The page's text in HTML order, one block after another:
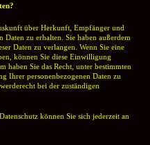
über Herkunft, Empfänger und
Daten zu erhalten. Sie haben außerdem
Daten zu verlangen. Wenn Sie eine
können Sie diese Einwilligung
Sie das Recht, unter bestimmten
Ihrer personenbezogenen Daten zu
bei der zuständigen
können Sie sich jederzeit an